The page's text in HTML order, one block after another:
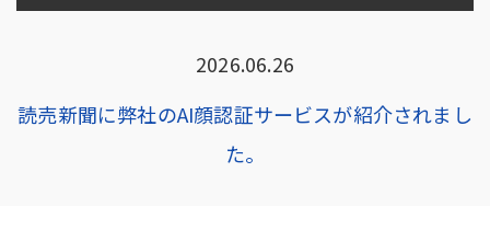
2026.06.26
読売新聞に弊社のAI顔認証サービスが紹介されまし
た。